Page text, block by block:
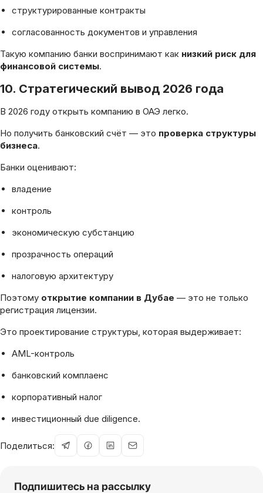
структурированные контракты
согласованность документов и управления
Такую компанию банки воспринимают как низкий риск для
финансовой системы.
10. Стратегический вывод 2026 года
В 2026 году открыть компанию в ОАЭ легко.
Но получить банковский счёт — это проверка структуры
бизнеса.
Банки оценивают:
владение
контроль
экономическую субстанцию
прозрачность операций
налоговую архитектуру
Поэтому открытие компании в Дубае — это не только
регистрация лицензии.
Это проектирование структуры, которая выдерживает:
AML-контроль
банковский комплаенс
корпоративный налог
инвестиционный due diligence.
Поделиться:
Подпишитесь на рассылку